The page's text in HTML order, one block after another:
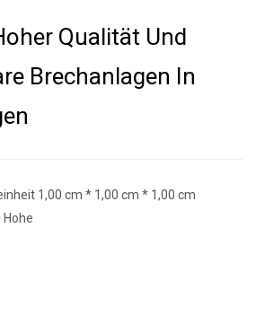
Qualität Und
Brechanlagen In
1,00 cm * 1,00 cm * 1,00 cm